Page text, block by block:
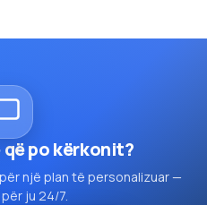
po kërkonit?
një plan të personalizuar —
ju 24/7.